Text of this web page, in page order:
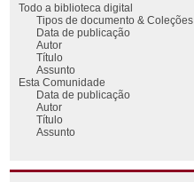
Todo a biblioteca digital
Tipos de documento & Coleções
Data de publicação
Autor
Título
Assunto
Esta Comunidade
Data de publicação
Autor
Título
Assunto